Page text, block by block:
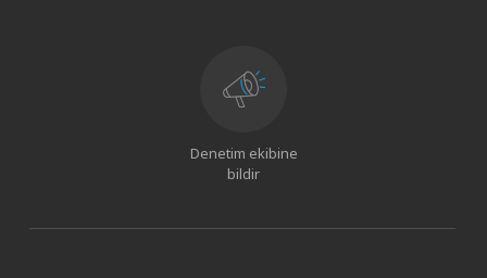
Denetim ekibine
bildir